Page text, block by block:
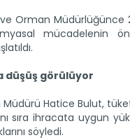
ve Orman
mücadelenin
düşüş görülüyor
Müdürü Hatice Bulut,
sıra ihracata uygun
söyledi.